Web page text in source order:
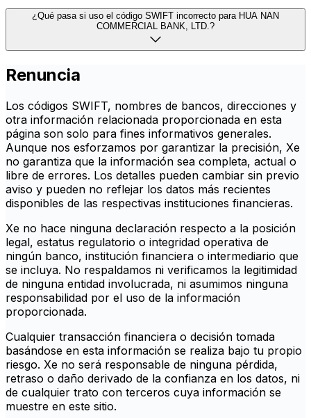
¿Qué pasa si uso el código SWIFT incorrecto para HUA NAN
COMMERCIAL BANK, LTD.?
Renuncia
Los códigos SWIFT, nombres de bancos, direcciones y
otra información relacionada proporcionada en esta
página son solo para fines informativos generales.
Aunque nos esforzamos por garantizar la precisión, Xe
no garantiza que la información sea completa, actual o
libre de errores. Los detalles pueden cambiar sin previo
aviso y pueden no reflejar los datos más recientes
disponibles de las respectivas instituciones financieras.
Xe no hace ninguna declaración respecto a la posición
legal, estatus regulatorio o integridad operativa de
ningún banco, institución financiera o intermediario que
se incluya. No respaldamos ni verificamos la legitimidad
de ninguna entidad involucrada, ni asumimos ninguna
responsabilidad por el uso de la información
proporcionada.
Cualquier transacción financiera o decisión tomada
basándose en esta información se realiza bajo tu propio
riesgo. Xe no será responsable de ninguna pérdida,
retraso o daño derivado de la confianza en los datos, ni
de cualquier trato con terceros cuya información se
muestre en este sitio.